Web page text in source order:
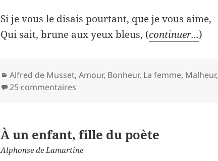
Si je vous le disais pourtant, que je vous aime,
Qui sait, brune aux yeux bleus, (continuer...)
Catégories
Alfred de Musset,Amour, Bonheur, La femme, Malheur,
25 commentaires
À un enfant, fille du poète
Alphonse de Lamartine